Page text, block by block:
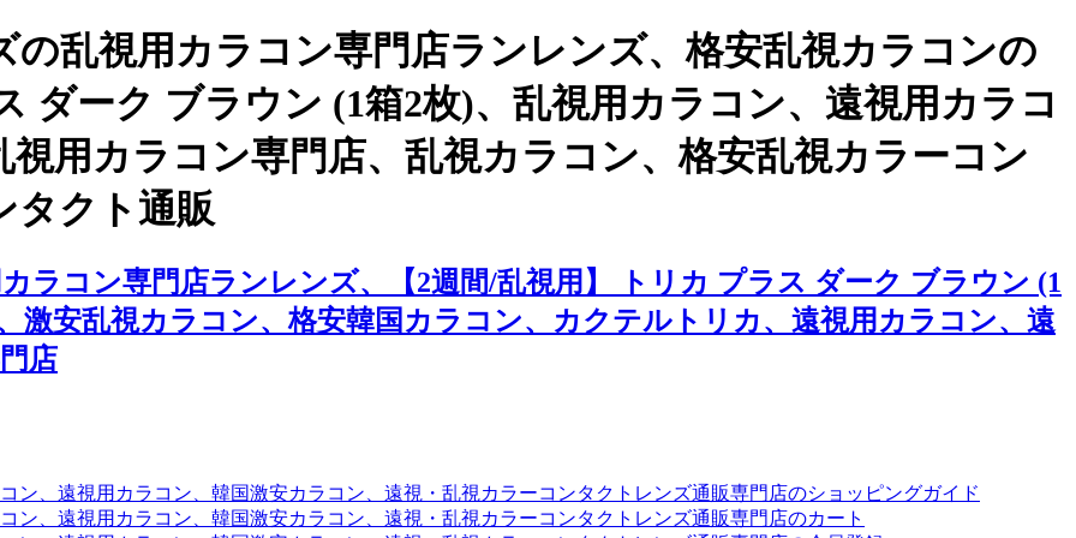
乱視用カラコン専門店ランレンズ、格安乱視カラコンの
ダーク ブラウン (1箱2枚)、乱視用カラコン、遠視用カラコ
用カラコン専門店、乱視カラコン、格安乱視カラーコン
タクト通販
ラコン専門店ランレンズ、【2週間/乱視用】 トリカ プラス ダーク ブラウン (1
激安乱視カラコン、格安韓国カラコン、カクテルトリカ、遠視用カラコン、遠
店
ン、遠視用カラコン、韓国激安カラコン、遠視・乱視カラーコンタクトレンズ通販専門店のショッピングガイド
ン、遠視用カラコン、韓国激安カラコン、遠視・乱視カラーコンタクトレンズ通販専門店のカート